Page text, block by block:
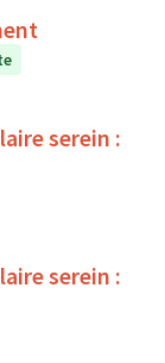
serein :
serein :